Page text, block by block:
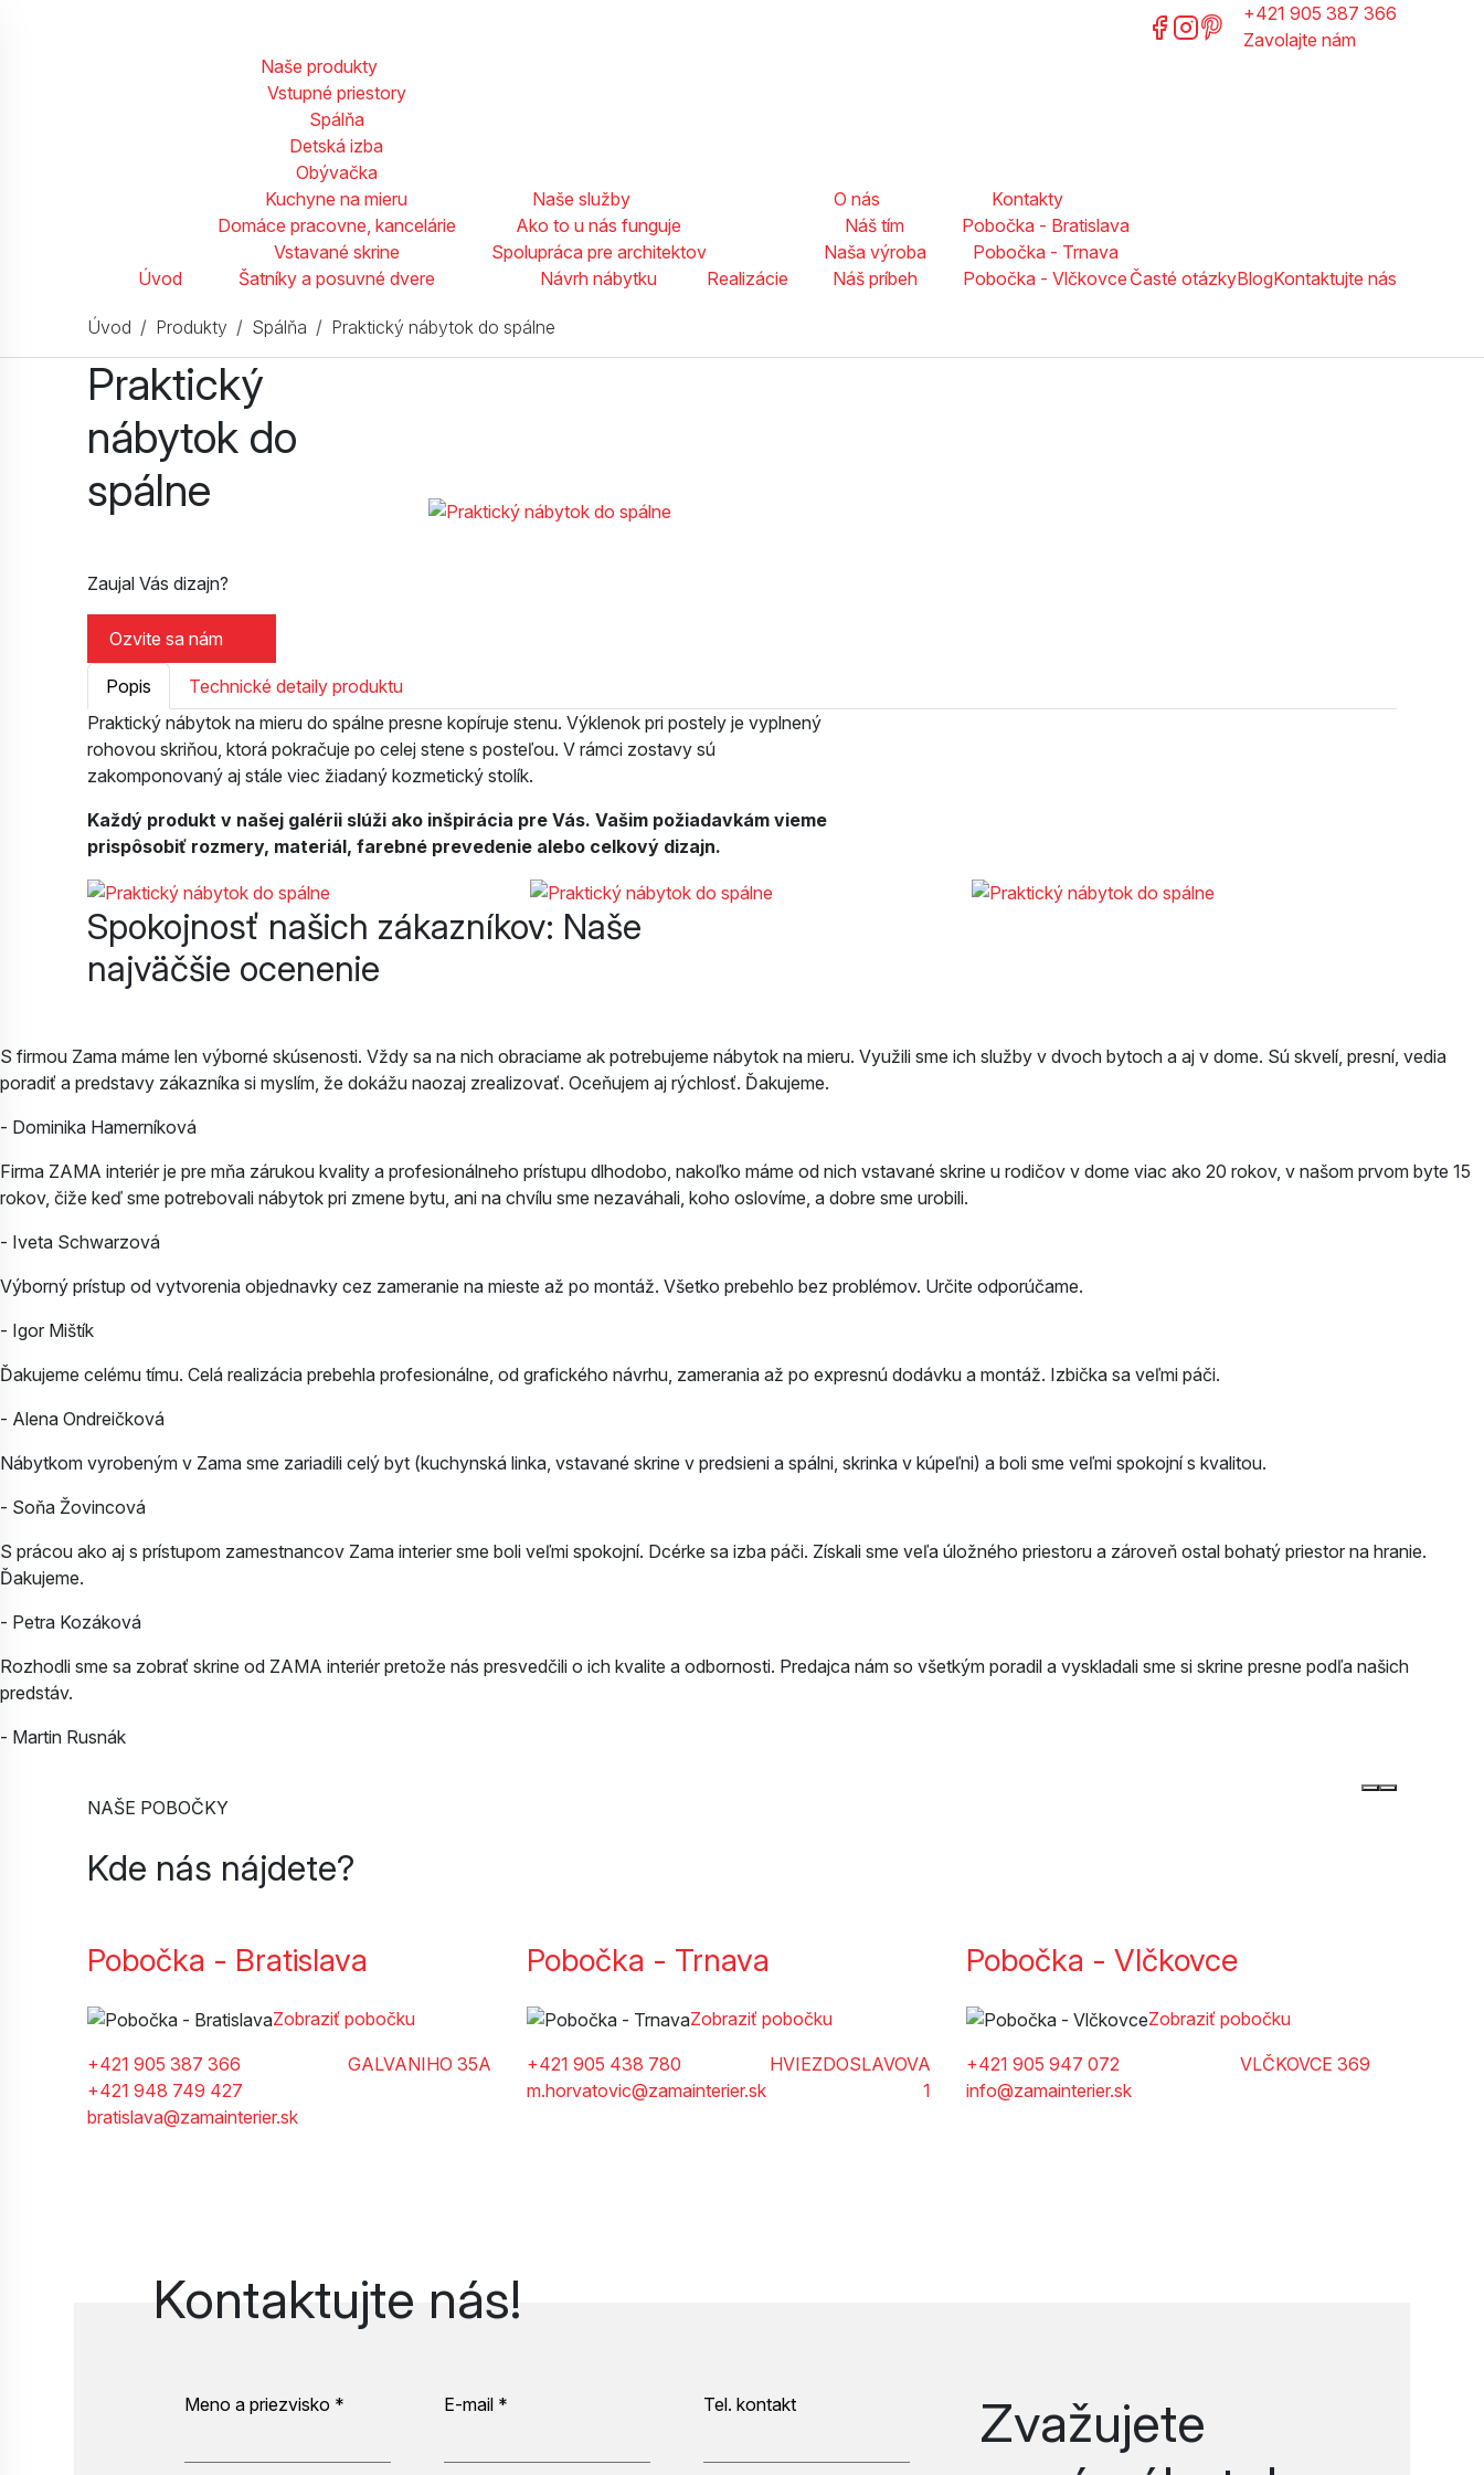
+421 905 387 366
Zavolajte nám
Úvod
Naše produkty
Vstupné priestory
Spálňa
Detská izba
Obývačka
Kuchyne na mieru
Domáce pracovne, kancelárie
Vstavané skrine
Šatníky a posuvné dvere
Naše služby
Ako to u nás funguje
Spolupráca pre architektov
Návrh nábytku
Realizácie
O nás
Náš tím
Naša výroba
Náš príbeh
Kontakty
Pobočka - Bratislava
Pobočka - Trnava
Pobočka - Vlčkovce Časté otázkyBlogKontaktujte nás
Úvod Produkty Spálňa Praktický nábytok do spálne
Praktický
nábytok do
spálne
Zaujal Vás dizajn?
Ozvite sa nám
Popis
Technické detaily produktu
Praktický nábytok na mieru do spálne presne kopíruje stenu. Výklenok pri postely je vyplnený
rohovou skriňou, ktorá pokračuje po celej stene s posteľou. V rámci zostavy sú
zakomponovaný aj stále viec žiadaný kozmetický stolík.
Každý produkt v našej galérii slúži ako inšpirácia pre Vás. Vašim požiadavkám vieme
prispôsobiť rozmery, materiál, farebné prevedenie alebo celkový dizajn.
Spokojnosť našich zákazníkov: Naše
najväčšie ocenenie
S firmou Zama máme len výborné skúsenosti. Vždy sa na nich obraciame ak potrebujeme nábytok na mieru. Využili sme ich služby v dvoch bytoch a aj v dome. Sú skvelí, presní, vedia
poradiť a predstavy zákazníka si myslím, že dokážu naozaj zrealizovať. Oceňujem aj rýchlosť. Ďakujeme.
- Dominika Hamerníková
Firma ZAMA interiér je pre mňa zárukou kvality a profesionálneho prístupu dlhodobo, nakoľko máme od nich vstavané skrine u rodičov v dome viac ako 20 rokov, v našom prvom byte 15
rokov, čiže keď sme potrebovali nábytok pri zmene bytu, ani na chvílu sme nezaváhali, koho oslovíme, a dobre sme urobili.
- Iveta Schwarzová
Výborný prístup od vytvorenia objednavky cez zameranie na mieste až po montáž. Všetko prebehlo bez problémov. Určite odporúčame.
- Igor Mištík
Ďakujeme celému tímu. Celá realizácia prebehla profesionálne, od grafického návrhu, zamerania až po expresnú dodávku a montáž. Izbička sa veľmi páči.
- Alena Ondreičková
Nábytkom vyrobeným v Zama sme zariadili celý byt (kuchynská linka, vstavané skrine v predsieni a spálni, skrinka v kúpeľni) a boli sme veľmi spokojní s kvalitou.
- Soňa Žovincová
S prácou ako aj s prístupom zamestnancov Zama interier sme boli veľmi spokojní. Dcérke sa izba páči. Získali sme veľa úložného priestoru a zároveň ostal bohatý priestor na hranie.
Ďakujeme.
- Petra Kozáková
Rozhodli sme sa zobrať skrine od ZAMA interiér pretože nás presvedčili o ich kvalite a odbornosti. Predajca nám so všetkým poradil a vyskladali sme si skrine presne podľa našich
predstáv.
- Martin Rusnák
NAŠE POBOČKY
Kde nás nájdete?
Pobočka - Bratislava
Zobraziť pobočku
+421 905 387 366
+421 948 749 427
bratislava@zamainterier.sk
GALVANIHO 35A
Pobočka - Trnava
Zobraziť pobočku
+421 905 438 780
m.horvatovic@zamainterier.sk
HVIEZDOSLAVOVA
1
Pobočka - Vlčkovce
Zobraziť pobočku
+421 905 947 072
info@zamainterier.sk
VLČKOVCE 369
Kontaktujte nás!
Meno a priezvisko * E-mail * Tel. kontakt
Zvažujete